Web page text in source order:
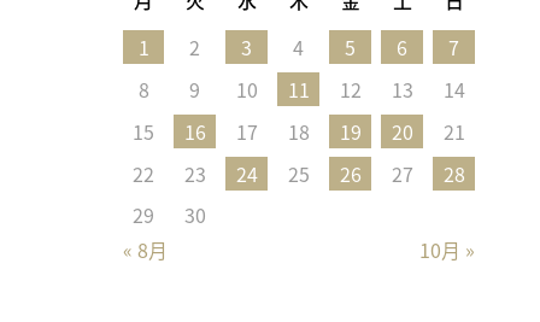
« 8月 10月 »
1 2 3 4 5 6
7
8
9 10 11 12 13
14
15
16 17 18 19 20
21
22
23 24 25 26 27
28
29
30